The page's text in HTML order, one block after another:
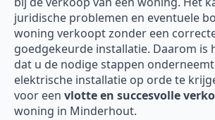
juridische problemen en eventuele
woning verkoopt zonder een
goedgekeurde installatie. Daarom is
dat u de nodige stappen
elektrische installatie op orde te
voor een vlotte en succesvolle
woning in Minderhout.